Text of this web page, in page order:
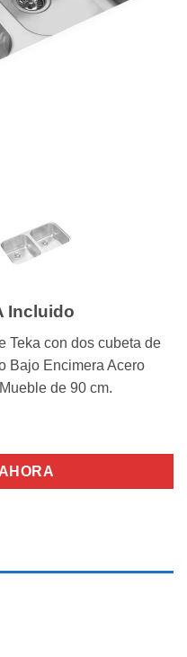
Incluido
Teka con dos cubeta de
Bajo Encimera Acero
de 90 cm.